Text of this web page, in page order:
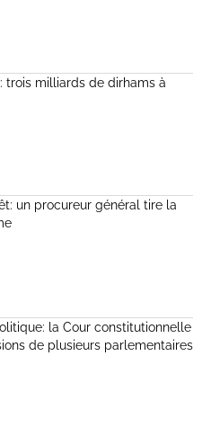
trois milliards de dirhams à
un procureur général tire la
la Cour constitutionnelle
de plusieurs parlementaires